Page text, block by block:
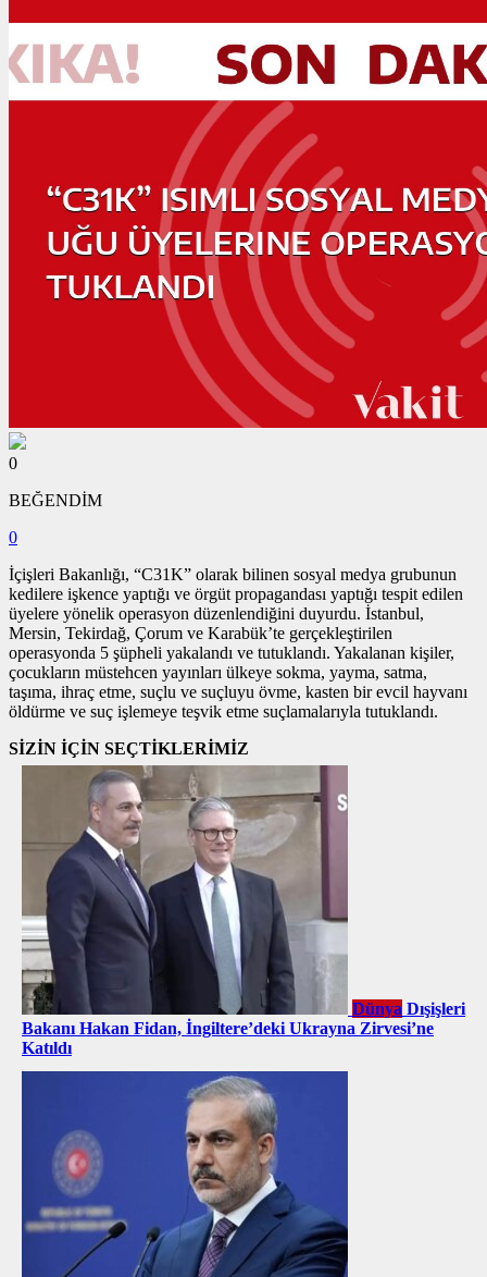
0
BEĞENDİM
0
İçişleri Bakanlığı, “C31K” olarak bilinen sosyal medya grubunun
kedilere işkence yaptığı ve örgüt propagandası yaptığı tespit edilen
üyelere yönelik operasyon düzenlendiğini duyurdu. İstanbul,
Mersin, Tekirdağ, Çorum ve Karabük’te gerçekleştirilen
operasyonda 5 şüpheli yakalandı ve tutuklandı. Yakalanan kişiler,
çocukların müstehcen yayınları ülkeye sokma, yayma, satma,
taşıma, ihraç etme, suçlu ve suçluyu övme, kasten bir evcil hayvanı
öldürme ve suç işlemeye teşvik etme suçlamalarıyla tutuklandı.
SİZİN İÇİN SEÇTİKLERİMİZ
Dünya Dışişleri
Bakanı Hakan Fidan, İngiltere’deki Ukrayna Zirvesi’ne
Katıldı